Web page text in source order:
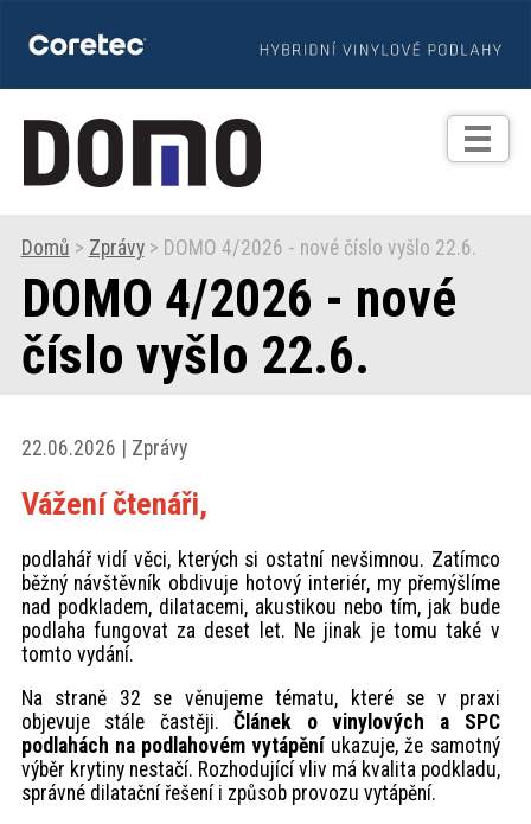
TIPY
Zprávy
Praxe
Fotogalerie
Produkty
Prodejní
akce
ProfiMag
Kontakt
Domů > Zprávy> DOMO 4/2026 - nové číslo vyšlo 22.6.
DOMO 4/2026 - nové
číslo vyšlo 22.6.
22.06.2026 | Zprávy
Vážení čtenáři,
podlahář vidí věci, kterých si ostatní nevšimnou. Zatímco
běžný návštěvník obdivuje hotový interiér, my přemýšlíme
nad podkladem, dilatacemi, akustikou nebo tím, jak bude
podlaha fungovat za deset let. Ne jinak je tomu také v
tomto vydání.
Na straně 32 se věnujeme tématu, které se v praxi
objevuje stále častěji.Článek o vinylových a SPC
podlahách na podlahovém vytápění ukazuje, že samotný
výběr krytiny nestačí. Rozhodující vliv má kvalita podkladu,
správné dilatační řešení i způsob provozu vytápění.